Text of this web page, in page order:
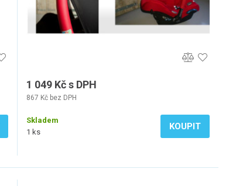
1 049 Kč s DPH
867 Kč bez DPH
Skladem
1 ks
KOUPIT